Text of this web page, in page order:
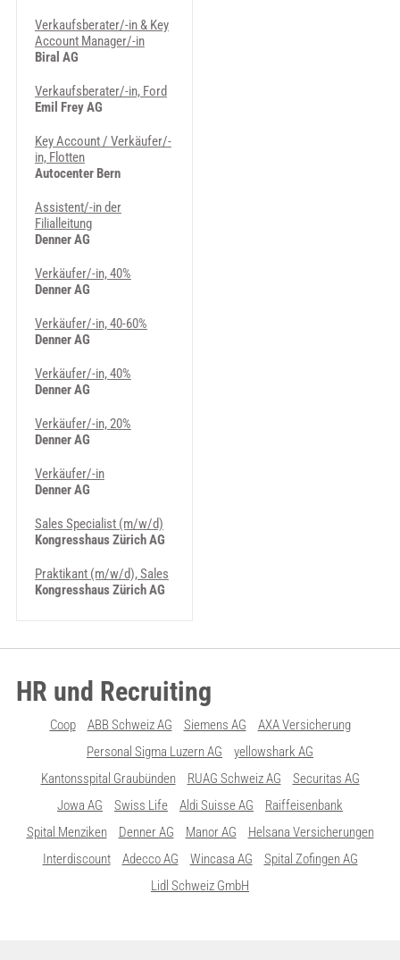
Verkaufsberater/-in & Key
Account Manager/-in
Biral AG
Verkaufsberater/-in, Ford
Emil Frey AG
Key Account / Verkäufer/-
in, Flotten
Autocenter Bern
Assistent/-in der
Filialleitung
Denner AG
Verkäufer/-in, 40%
Denner AG
Verkäufer/-in, 40-60%
Denner AG
Verkäufer/-in, 40%
Denner AG
Verkäufer/-in, 20%
Denner AG
Verkäufer/-in
Denner AG
Sales Specialist (m/w/d)
Kongresshaus Zürich AG
Praktikant (m/w/d), Sales
Kongresshaus Zürich AG
HR und Recruiting
Coop ABB Schweiz AG Siemens AG
AXA Versicherung
Personal Sigma Luzern AG
yellowshark AG
Kantonsspital Graubünden
RUAG Schweiz AG
Securitas AG
Jowa AG
Swiss Life Aldi Suisse AG
Raiffeisenbank
Spital Menziken
Denner AG Manor AG
Helsana Versicherungen
Interdiscount
Adecco AG Wincasa AG
Spital Zofingen AG
Lidl Schweiz GmbH